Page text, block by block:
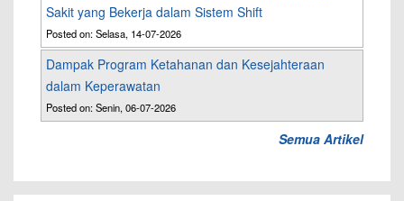
Sakit yang Bekerja dalam Sistem Shift
Posted on: Selasa, 14-07-2026
Dampak Program Ketahanan dan Kesejahteraan
dalam Keperawatan
Posted on: Senin, 06-07-2026
Semua Artikel